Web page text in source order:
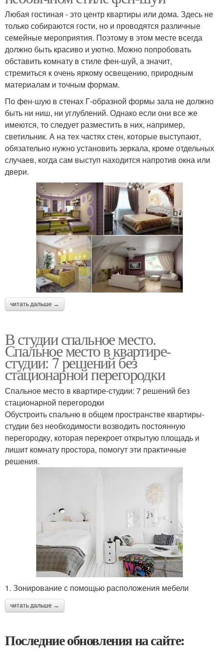
Любая гостиная - это центр квартиры или дома. Здесь не
только собираются гости, но и проводятся различные
семейные мероприятия. Поэтому в этом месте всегда
должно быть красиво и уютно. Можно попробовать
обставить комнату в стиле фен-шуй, а значит,
стремиться к очень яркому освещению, природным
материалам и точным формам.
По фен-шую в стенах Г-образной формы зала не должно
быть ни ниш, ни углублений. Однако если они все же
имеются, то следует разместить в них, например,
светильник. А на тех частях стен, которые выступают,
обязательно нужно установить зеркала, кроме отдельных
случаев, когда сам выступ находится напротив окна или
двери.
читать дальше →
В студии спальное место.
Спальное место в квартире-
студии: 7 решений без
стационарной перегородки
Спальное место в квартире-студии: 7 решений без
стационарной перегородки
Обустроить спальню в общем пространстве квартиры-
студии без необходимости возводить постоянную
перегородку, которая перекроет открытую площадь и
лишит комнату простора, помогут эти практичные
решения.
1. Зонирование с помощью расположения мебели
читать дальше →
Последние обновления на сайте: